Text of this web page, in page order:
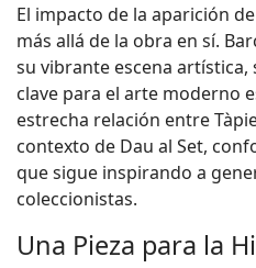
El impacto de la aparición
más allá de la obra en sí.
su vibrante escena
clave para el arte moderno
estrecha relación entre
contexto de Dau al Set,
que sigue inspirando a
coleccionistas.
Una Pieza para la